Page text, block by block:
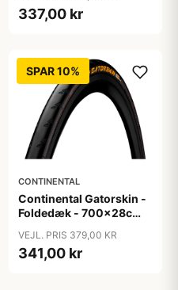
337,00 kr
SPAR 10%
CONTINENTAL
Continental Gatorskin -
Foldedæk - 700x28c
VEJL. PRIS 379,00 KR
341,00 kr